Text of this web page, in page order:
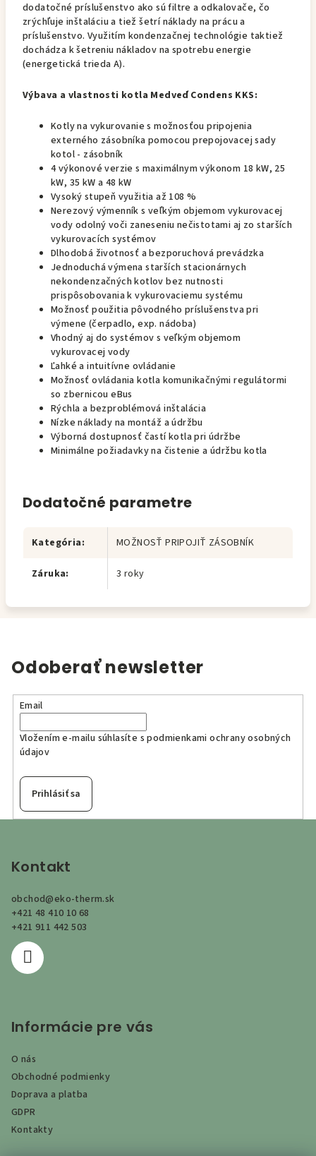
dodatočné príslušenstvo ako sú filtre a odkalovače, čo
zrýchľuje inštaláciu a tiež šetrí náklady na prácu a
príslušenstvo. Využitím kondenzačnej technológie taktiež
dochádza k šetreniu nákladov na spotrebu energie
(energetická trieda A).
Výbava a vlastnosti kotla Medveď Condens KKS:
Kotly na vykurovanie s možnosťou pripojenia
externého zásobníka pomocou prepojovacej sady
kotol - zásobník
4 výkonové verzie s maximálnym výkonom 18 kW, 25
kW, 35 kW a 48 kW
Vysoký stupeň využitia až 108 %
Nerezový výmenník s veľkým objemom vykurovacej
vody odolný voči zaneseniu nečistotami aj zo starších
vykurovacích systémov
Dlhodobá životnosť a bezporuchová prevádzka
Jednoduchá výmena starších stacionárnych
nekondenzačných kotlov bez nutnosti
prispôsobovania k vykurovaciemu systému
Možnosť použitia pôvodného príslušenstva pri
výmene (čerpadlo, exp. nádoba)
Vhodný aj do systémov s veľkým objemom
vykurovacej vody
Ľahké a intuitívne ovládanie
Možnosť ovládania kotla komunikačnými regulátormi
so zbernicou eBus
Rýchla a bezproblémová inštalácia
Nízke náklady na montáž a údržbu
Výborná dostupnosť častí kotla pri údržbe
Minimálne požiadavky na čistenie a údržbu kotla
Dodatočné parametre
Kategória: MOŽNOSŤ PRIPOJIŤ ZÁSOBNÍK
Záruka: 3 roky
Odoberať newsletter
Email
Vložením e-mailu súhlasíte spodmienkami ochrany osobných
údajov
Prihlásiť sa
Kontakt
obchod@eko-therm.sk
+421 48 410 10 68
+421 911 442 503
Informácie pre vás
O nás
Obchodné podmienky
Doprava a platba
GDPR
Kontakty